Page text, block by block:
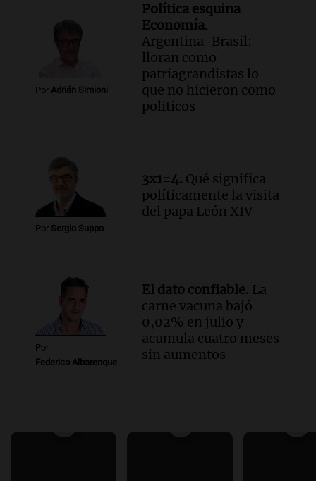
Por Adrián Simioni
Política esquina
Economía.
Argentina-Brasil:
lloran como
patriagrandistas lo
que no hicieron como
politicos
Por Sergio Suppo
3x1=4. Qué significa
políticamente la visita
del papa León XIV
Por
Federico Albarenque
El dato confiable. La
carne vacuna bajó
0,02% en julio y
acumula cuatro meses
sin aumentos